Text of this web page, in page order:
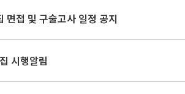
접 및 구술고사 일정 공지
시행알림